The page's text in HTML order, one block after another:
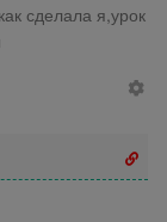
сделала я,урок